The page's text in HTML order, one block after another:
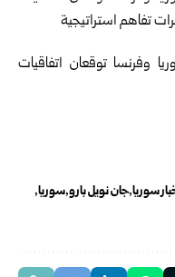
سوريا جان نويل ‏بارو سوريا